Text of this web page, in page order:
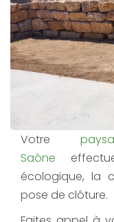
Votre
Saône
écologique, la
pose de clôture.